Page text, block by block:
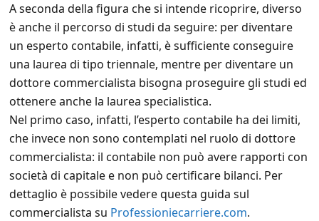
A seconda della figura che si intende ricoprire, diverso
è anche il percorso di studi da seguire: per diventare
un esperto contabile, infatti, è sufficiente conseguire
una laurea di tipo triennale, mentre per diventare un
dottore commercialista bisogna proseguire gli studi ed
ottenere anche la laurea specialistica.
Nel primo caso, infatti, l’esperto contabile ha dei limiti,
che invece non sono contemplati nel ruolo di dottore
commercialista: il contabile non può avere rapporti con
società di capitale e non può certificare bilanci. Per
dettaglio è possibile vedere questa guida sul
commercialista su Professioniecarriere.com.